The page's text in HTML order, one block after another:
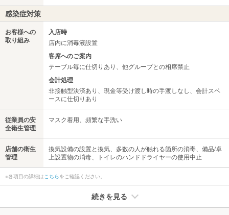
感染症対策
お客様への
取り組み
入店時
店内に消毒液設置
客席へのご案内
テーブル毎に仕切りあり、他グループとの相席禁止
会計処理
非接触型決済あり、現金等受け渡し時の手渡しなし、会計スペ
ースに仕切りあり
従業員の安
全衛生管理
マスク着用、頻繁な手洗い
店舗の衛生
管理
換気設備の設置と換気、多数の人が触れる箇所の消毒、備品/卓
上設置物の消毒、トイレのハンドドライヤーの使用中止
※各項目の詳細は こちらをご確認ください。
続きを見る